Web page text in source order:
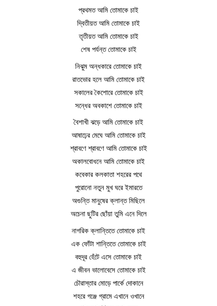
প্রথমত আমি তোমাকে চাই
দ্বিতীয়ত আমি তোমাকে চাই
তৃতীয়ত আমি তোমাকে চাই
শেষ পর্যন্ত তোমাকে চাই
নিঝুম অন্ধকারে তোমাকে চাই
রাতভোর হলে আমি তোমাকে চাই
সকালের কৈশোরে তোমাকে চাই
সন্ধের অবকাশে তোমাকে চাই
বৈশাখী ঝড়ে আমি তোমাকে চাই
আষাঢ়ের মেঘে আমি তোমাকে চাই
শ্রাবণে শ্রাবণে আমি তোমাকে চাই
অকালবোধনে আমি তোমাকে চাই
কবেকার কলকাতা শহরের পথে
পুরোনো নতুন মুখ ঘরে ইমারতে
অগুন্তি মানুষের ক্লান্ত মিছিলে
অচেনা ছুটির ছোঁয়া তুমি এনে দিলে
নাগরিক ক্লান্তিতে তোমাকে চাই
এক ফোঁটা শান্তিতে তোমাকে চাই
বহুদূর হেঁটে এসে তোমাকে চাই
এ জীবন ভালোবেসে তোমাকে চাই
চৌরাস্তার মোড়ে পার্কে দোকানে
শহরে গঞ্জে গ্রামে এখানে ওখানে